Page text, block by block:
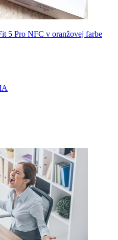
5 Pro NFC v oranžovej farbe